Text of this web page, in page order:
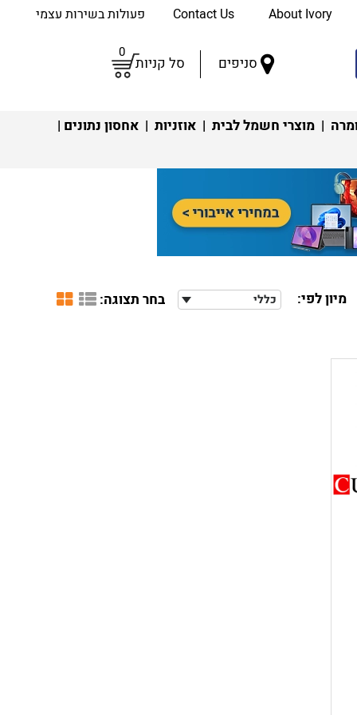
About Ivory פעולות בשירות עצמי
סניפים סל קניות
0
| מוצרי חשמל לבית | אוזניות | אחסון נתונים |
מיון לפי: כללי בחר תצוגה: